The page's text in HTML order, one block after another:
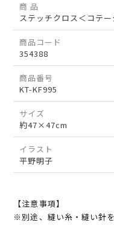
商 品
ステッチクロス＜コテ
商品コード
354388
商品番号
KT-KF995
サイズ
約47×47cm
イラスト
平野明子
【注意事項】
※別途、縫い糸・縫い針を